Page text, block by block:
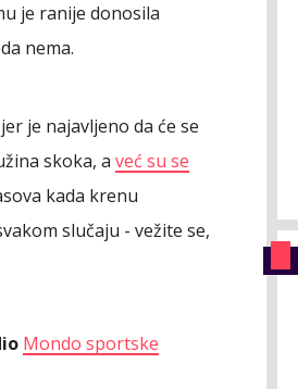
je ranije donosila
nema.
je najavljeno da će se
skoka, a već su se
kada krenu
slučaju - vežite se,
Mondo sportske